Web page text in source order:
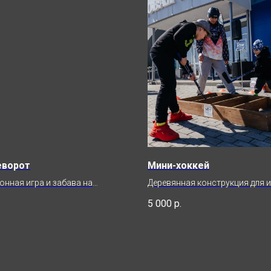
игра и забава на
Мини-хоккей
Деревянная конструкция для
5 000 р.